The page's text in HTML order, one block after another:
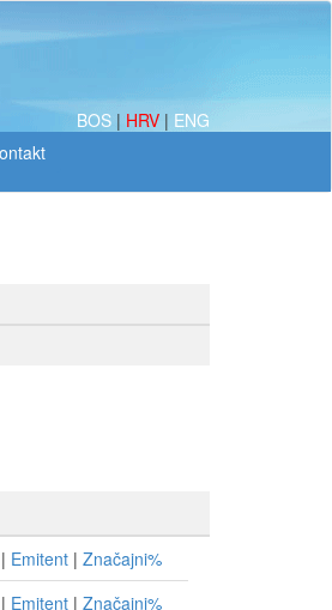
BOS | HRV | ENG
| Emitent | Značajni%
| Emitent | Značajni%